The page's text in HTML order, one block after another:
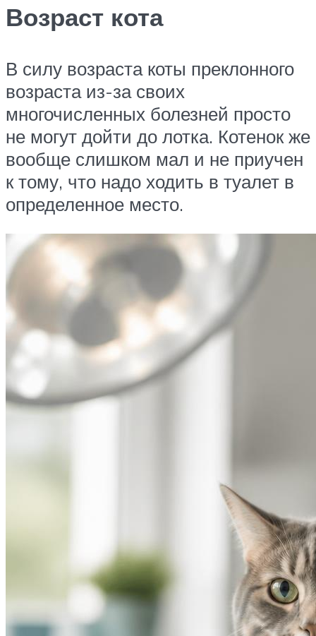
Возраст кота
В силу возраста коты преклонного
возраста из-за своих
многочисленных болезней просто
не могут дойти до лотка. Котенок же
вообще слишком мал и не приучен
к тому, что надо ходить в туалет в
определенное место.